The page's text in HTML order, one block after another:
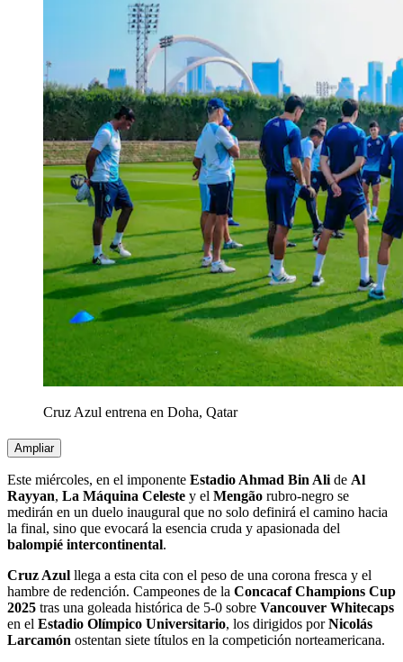
Cruz Azul entrena en Doha, Qatar
Ampliar
Este miércoles, en el imponente Estadio Ahmad Bin Ali de Al
Rayyan, La Máquina Celeste y el Mengão rubro-negro se
medirán en un duelo inaugural que no solo definirá el camino hacia
la final, sino que evocará la esencia cruda y apasionada del
balompié intercontinental.
Cruz Azul llega a esta cita con el peso de una corona fresca y el
hambre de redención. Campeones de la Concacaf Champions Cup
2025 tras una goleada histórica de 5-0 sobre Vancouver Whitecaps
en el Estadio Olímpico Universitario, los dirigidos porNicolás
Larcamón ostentan siete títulos en la competición norteamericana.